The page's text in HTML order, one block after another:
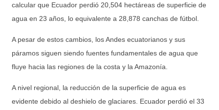
calcular que Ecuador perdió 20,504 hectáreas de superficie de
agua en 23 años, lo equivalente a 28,878 canchas de fútbol.
A pesar de estos cambios, los Andes ecuatorianos y sus
páramos siguen siendo fuentes fundamentales de agua que
fluye hacia las regiones de la costa y la Amazonía.
A nivel regional, la reducción de la superficie de agua es
evidente debido al deshielo de glaciares. Ecuador perdió el 33